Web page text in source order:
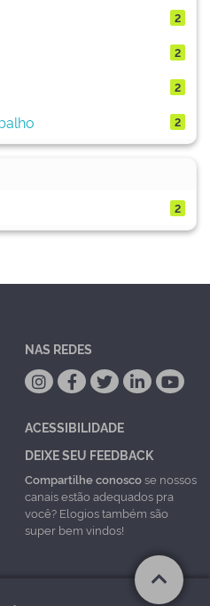
2
2
2
2
2
NAS REDES
ACESSIBILIDADE
DEIXE SEU FEEDBACK
Compartilhe conoscose nossos
canais estão adequados pra
você? Elogios também são
super bem vindos!